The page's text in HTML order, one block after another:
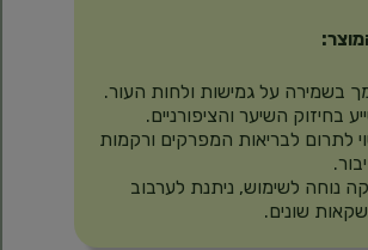
בשמירה על גמישות ולחות העור.
בחיזוק השיער והציפורניים.
לתרום לבריאות המפרקים ורקמות
נוחה לשימוש, ניתנת לערבוב
שונים.